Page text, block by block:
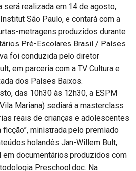
será realizada em 14 de agosto,
São Paulo, e contará com a
metragens produzidos durante
Pré-Escolares Brasil / Países
foi conduzida pelo diretor
em parceria com a TV Cultura e
dos Países Baixos.
das 10h30 às 12h30, a ESPM
Mariana) sediará a masterclass
reais de crianças e adolescentes
ministrada pelo premiado
holandês Jan-Willem Bult,
em documentários produzidos com
Preschool.doc. Na